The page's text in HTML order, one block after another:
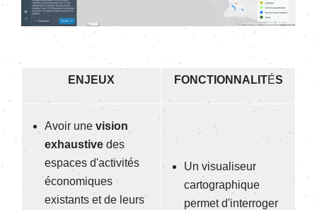
ENJEUX FONCTIONNALITÉS
Avoir une vision
exhaustivedes
espaces d'activités
économiques
existants et de leurs
Un visualiseur
cartographique
permet d'interroger